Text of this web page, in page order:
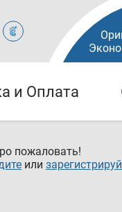
и Оплата
пожаловать!
или